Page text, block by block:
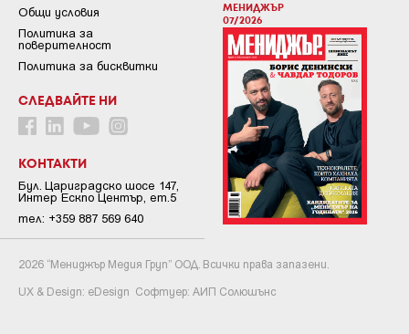
МЕНИДЖЪР
07/2026
Общи условия
Пoлитикa зa
пoвepитeлнocт
Политика за бисквитки
СЛЕДВАЙТЕ НИ
КОНТАКТИ
Бул. Цариградско шосе 147,
Интер Ескпо Център, ет.5
тел: +359 887 569 640
2026 “Мениджър Медия Груп” ООД. Всички права запазени.
UX & Design: eDesign Софтуер: АИП Солюшънс